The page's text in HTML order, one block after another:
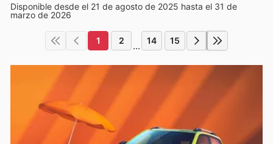
Disponible desde el 21 de agosto de 2025 hasta el 31 de
marzo de 2026
1 2 ... 14 15